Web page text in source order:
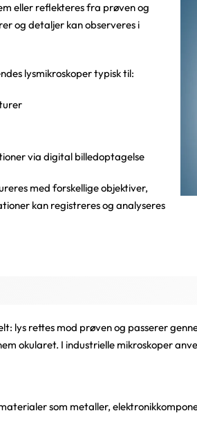
eller reflekteres fra prøven og
og detaljer kan observeres i
lysmikroskoper typisk til:
via digital billedoptagelse
med forskellige objektiver,
kan registreres og analyseres
lys rettes mod prøven og passerer
okularet. I industrielle mikroskoper
som metaller,